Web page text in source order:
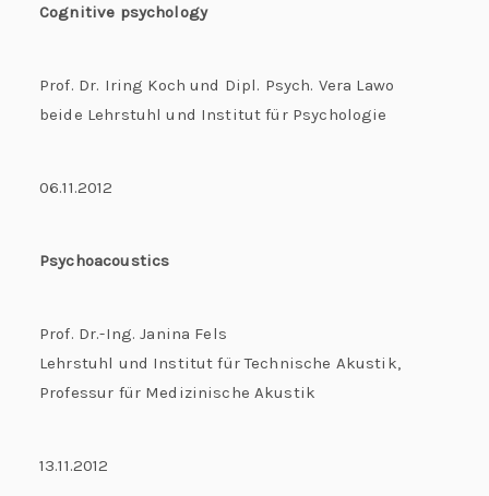
Cognitive psychology
Prof. Dr. Iring Koch und Dipl. Psych. Vera Lawo
beide Lehrstuhl und Institut für Psychologie
06.11.2012
Psychoacoustics
Prof. Dr.-Ing. Janina Fels
Lehrstuhl und Institut für Technische Akustik,
Professur für Medizinische Akustik
13.11.2012